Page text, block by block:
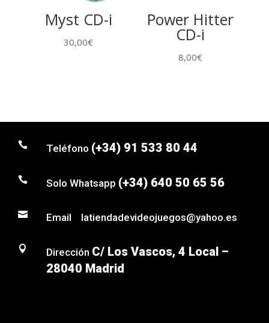
Myst CD-i
30,00€
Power Hitter
CD-i
8,00€
 Teléfono (+34) 91 533 80 44
 Solo Whatsapp (+34) 640 50 65 56
 Email latiendadevideojuegos@yahoo.es
 Dirección C/ Los Vascos, 4 Local –
28040 Madrid